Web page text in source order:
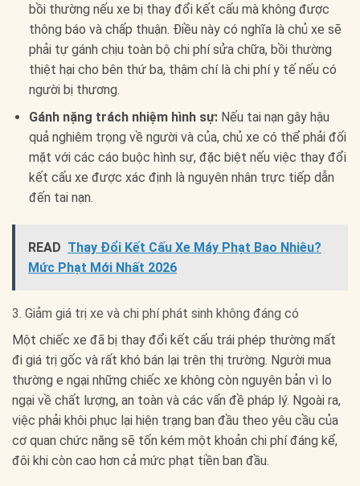
bồi thường nếu xe bị thay đổi kết cấu mà không được
thông báo và chấp thuận. Điều này có nghĩa là chủ xe sẽ
phải tự gánh chịu toàn bộ chi phí sửa chữa, bồi thường
thiệt hại cho bên thứ ba, thậm chí là chi phí y tế nếu có
người bị thương.
Gánh nặng trách nhiệm hình sự:Nếu tai nạn gây hậu
quả nghiêm trọng về người và của, chủ xe có thể phải đối
mặt với các cáo buộc hình sự, đặc biệt nếu việc thay đổi
kết cấu xe được xác định là nguyên nhân trực tiếp dẫn
đến tai nạn.
READ Thay Đổi Kết Cấu Xe Máy Phạt Bao Nhiêu?
Mức Phạt Mới Nhất 2026
3. Giảm giá trị xe và chi phí phát sinh không đáng có
Một chiếc xe đã bị thay đổi kết cấu trái phép thường mất
đi giá trị gốc và rất khó bán lại trên thị trường. Người mua
thường e ngại những chiếc xe không còn nguyên bản vì lo
ngại về chất lượng, an toàn và các vấn đề pháp lý. Ngoài ra,
việc phải khôi phục lại hiện trạng ban đầu theo yêu cầu của
cơ quan chức năng sẽ tốn kém một khoản chi phí đáng kể,
đôi khi còn cao hơn cả mức phạt tiền ban đầu.